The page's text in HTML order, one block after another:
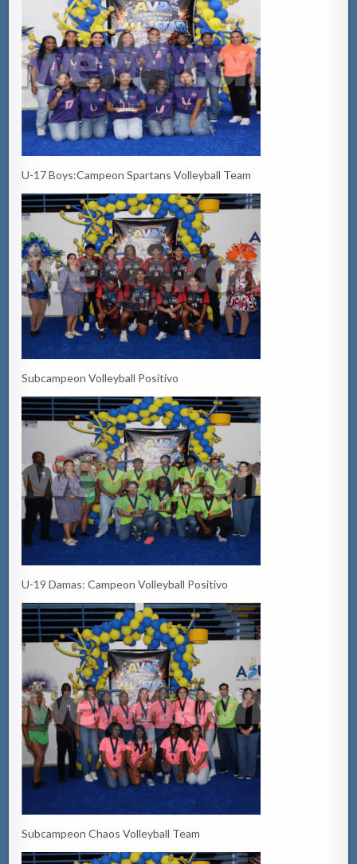
U-17 Boys:Campeon Spartans Volleyball Team
Subcampeon Volleyball Positivo
U-19 Damas: Campeon Volleyball Positivo
Subcampeon Chaos Volleyball Team